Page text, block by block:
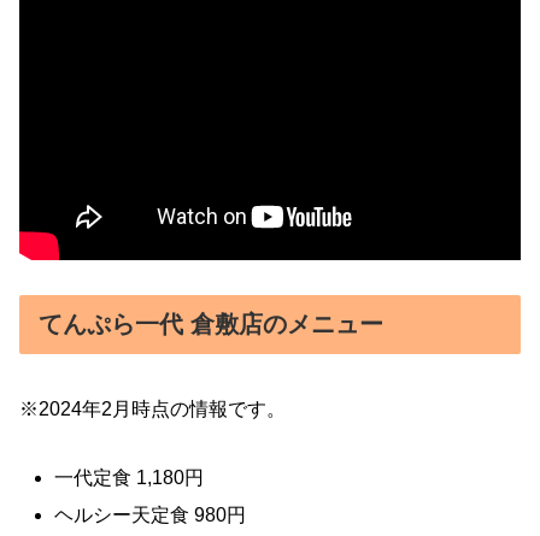
てんぷら一代 倉敷店のメニュー
※2024年2月時点の情報です。
一代定食 1,180円
ヘルシー天定食 980円